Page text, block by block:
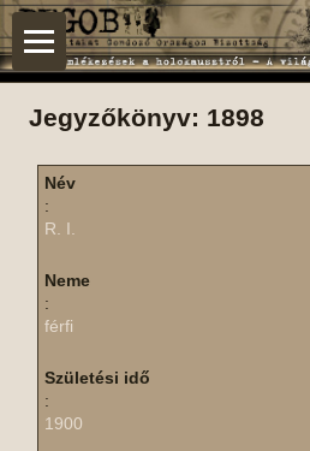
Jegyzőkönyv: 1898
Név
:
R. I.
Neme
:
férfi
Születési idő
:
1900